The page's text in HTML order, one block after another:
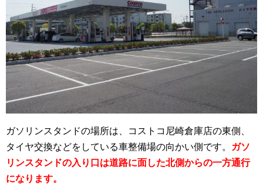
ガソリンスタンドの場所は、コストコ尼崎倉庫店の東側、
タイヤ交換などをしている車整備場の向かい側です。
ガソ
リンスタンドの入り口は道路に面した北側からの一方通行
になります。